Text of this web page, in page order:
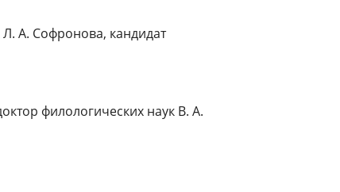
А. Софронова, кандидат
филологических наук В. А.